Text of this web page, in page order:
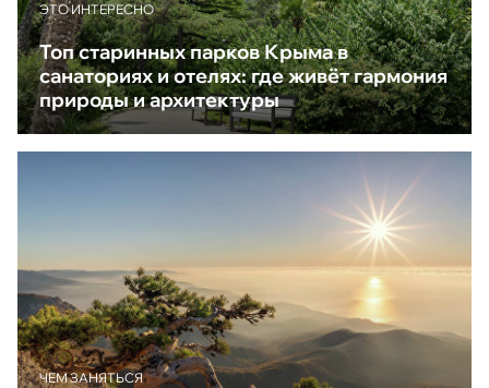
ЭТО ИНТЕРЕСНО
Топ старинных парков Крыма в
санаториях и отелях: где живёт гармония
природы и архитектуры
ЧЕМ ЗАНЯТЬСЯ